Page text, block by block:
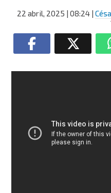
22 abril, 2025 | 08:24|